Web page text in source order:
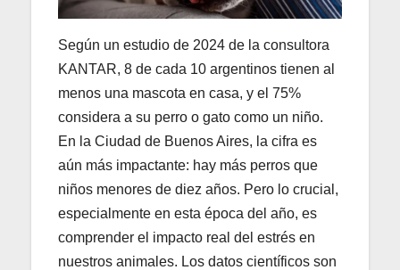
Según un estudio de 2024 de la consultora
KANTAR, 8 de cada 10 argentinos tienen al
menos una mascota en casa, y el 75%
considera a su perro o gato como un niño.
En la Ciudad de Buenos Aires, la cifra es
aún más impactante: hay más perros que
niños menores de diez años. Pero lo crucial,
especialmente en esta época del año, es
comprender el impacto real del estrés en
nuestros animales. Los datos científicos son